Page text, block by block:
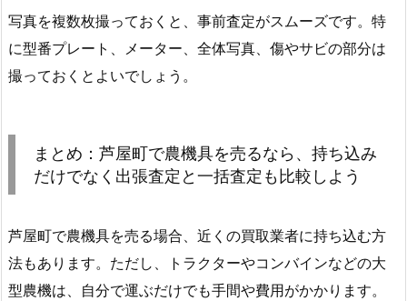
写真を複数枚撮っておくと、事前査定がスムーズです。特
に型番プレート、メーター、全体写真、傷やサビの部分は
撮っておくとよいでしょう。
まとめ：芦屋町で農機具を売るなら、持ち込み
だけでなく出張査定と一括査定も比較しよう
芦屋町で農機具を売る場合、近くの買取業者に持ち込む方
法もあります。ただし、トラクターやコンバインなどの大
型農機は、自分で運ぶだけでも手間や費用がかかります。